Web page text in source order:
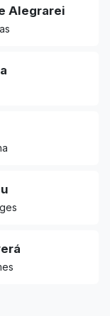
Alegrarei